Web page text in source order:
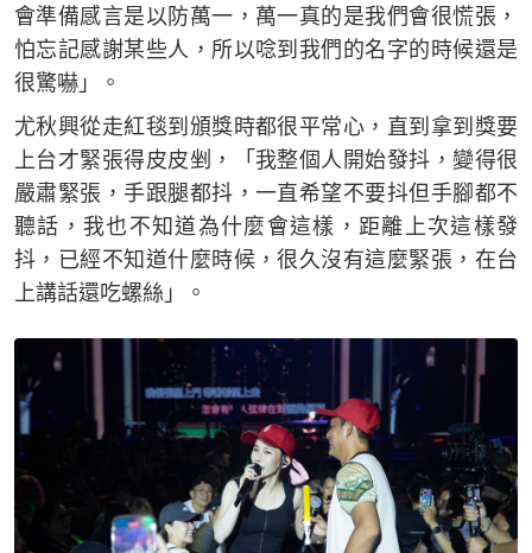
會準備感言是以防萬一，萬一真的是我們會很慌張，
怕忘記感謝某些人，所以唸到我們的名字的時候還是
很驚嚇」。
尤秋興從走紅毯到頒獎時都很平常心，直到拿到獎要
上台才緊張得皮皮剉，「我整個人開始發抖，變得很
嚴肅緊張，手跟腿都抖，一直希望不要抖但手腳都不
聽話，我也不知道為什麼會這樣，距離上次這樣發
抖，已經不知道什麼時候，很久沒有這麼緊張，在台
上講話還吃螺絲」。